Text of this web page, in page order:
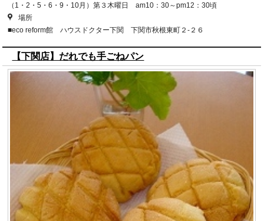
（1・2・5・6・9・10月）第３木曜日 am10：30～pm12：30頃
場所
■eco reform館 ハウスドクター下関 下関市秋根東町２-２６
【下関店】だれでも手ごねパン